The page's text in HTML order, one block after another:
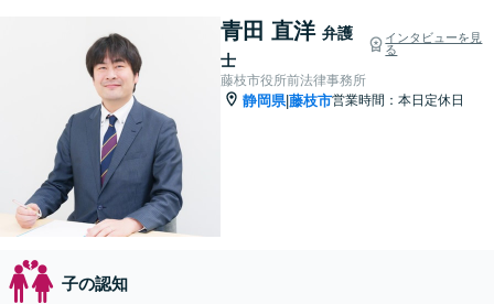
青田 直洋 弁護
士
インタビューを見
る
藤枝市役所前法律事務所
静岡県|藤枝市営業時間：本日定休日
子の認知